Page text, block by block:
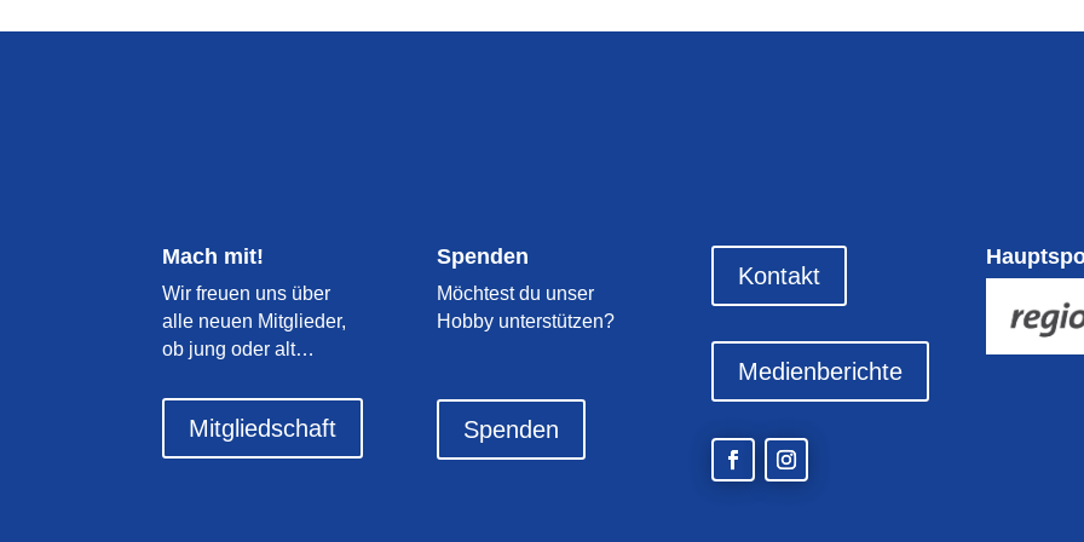
Mach mit!
Wir freuen uns über
alle neuen Mitglieder,
ob jung oder alt…
Mitgliedschaft
Spenden
Möchtest du unser
Hobby unterstützen?
Spenden
Kontakt
Medienberichte